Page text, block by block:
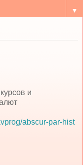
▼
и
abscur-par-hist